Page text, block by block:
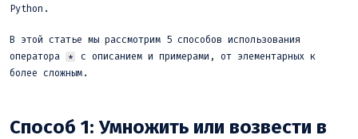
Python.
В этой статье мы рассмотрим 5 способов использования
оператора
*
с описанием и примерами, от элементарных к
более сложным.
Способ 1: Умножить или возвести в